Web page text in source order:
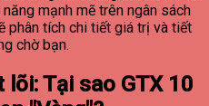
mạnh mẽ trên ngân sách
phân tích chi tiết giá trị và tiết
chờ bạn.
Tại sao GTX 10